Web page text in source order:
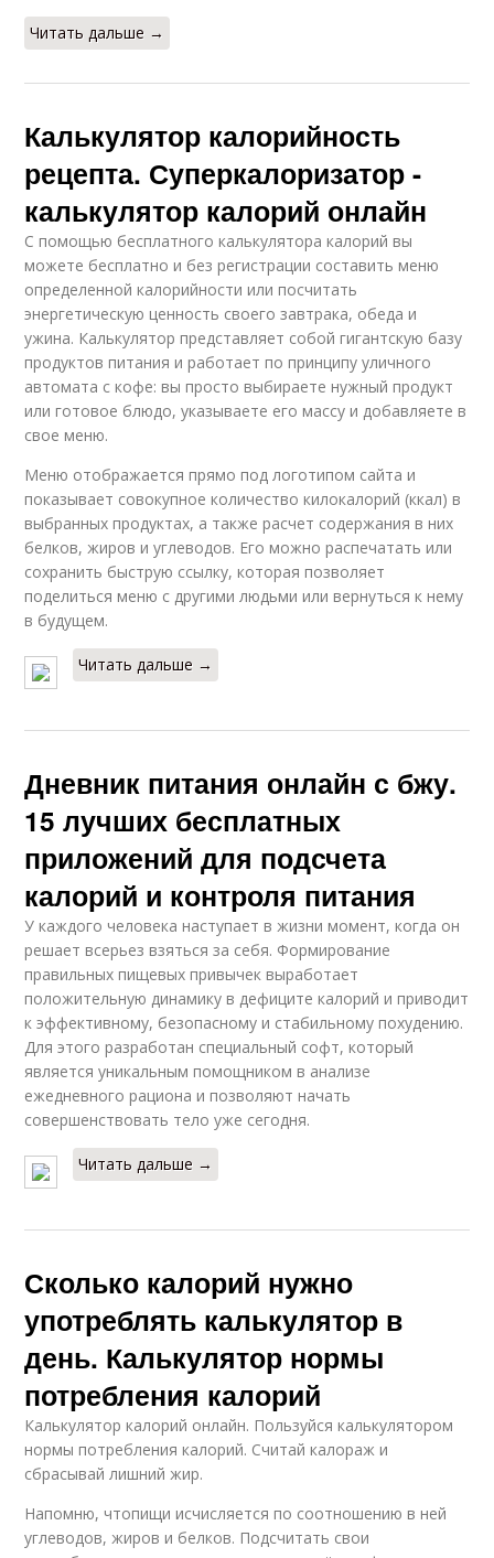
Читать дальше →
Калькулятор калорийность
рецепта. Суперкалоризатор -
калькулятор калорий онлайн
С помощью бесплатного калькулятора калорий вы
можете бесплатно и без регистрации составить меню
определенной калорийности или посчитать
энергетическую ценность своего завтрака, обеда и
ужина. Калькулятор представляет собой гигантскую базу
продуктов питания и работает по принципу уличного
автомата с кофе: вы просто выбираете нужный продукт
или готовое блюдо, указываете его массу и добавляете в
свое меню.
Меню отображается прямо под логотипом сайта и
показывает совокупное количество килокалорий (ккал) в
выбранных продуктах, а также расчет содержания в них
белков, жиров и углеводов. Его можно распечатать или
сохранить быструю ссылку, которая позволяет
поделиться меню с другими людьми или вернуться к нему
в будущем.
Читать дальше →
Дневник питания онлайн с бжу.
15 лучших бесплатных
приложений для подсчета
калорий и контроля питания
У каждого человека наступает в жизни момент, когда он
решает всерьез взяться за себя. Формирование
правильных пищевых привычек выработает
положительную динамику в дефиците калорий и приводит
к эффективному, безопасному и стабильному похудению.
Для этого разработан специальный софт, который
является уникальным помощником в анализе
ежедневного рациона и позволяют начать
совершенствовать тело уже сегодня.
Читать дальше →
Сколько калорий нужно
употреблять калькулятор в
день. Калькулятор нормы
потребления калорий
Калькулятор калорий онлайн. Пользуйся калькулятором
нормы потребления калорий. Считай калораж и
сбрасывай лишний жир.
Напомню, чтопищи исчисляется по соотношению в ней
углеводов, жиров и белков. Подсчитать свои